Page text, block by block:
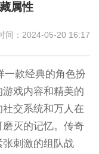
属性
间：2024-05-20 16:17
一款经典的角色扮
戏内容和精美的
交系统和万人在
灭的记忆。传奇
刺激的组队战